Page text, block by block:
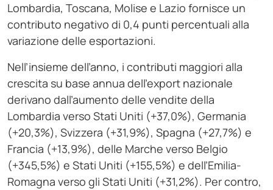
Lombardia, Toscana, Molise e Lazio fornisce un
contributo negativo di 0,4 punti percentuali alla
variazione delle esportazioni.
Nell’insieme dell’anno, i contributi maggiori alla
crescita su base annua dell’export nazionale
derivano dall’aumento delle vendite della
Lombardia verso Stati Uniti (+37,0%), Germania
(+20,3%), Svizzera (+31,9%), Spagna (+27,7%) e
Francia (+13,9%), delle Marche verso Belgio
(+345,5%) e Stati Uniti (+155,5%) e dell’Emilia-
Romagna verso gli Stati Uniti (+31,2%). Per contro,